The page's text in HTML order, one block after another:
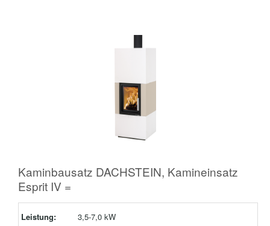
Kaminbausatz DACHSTEIN, Kamineinsatz
Esprit IV =
Leistung:
3,5-7,0 kW